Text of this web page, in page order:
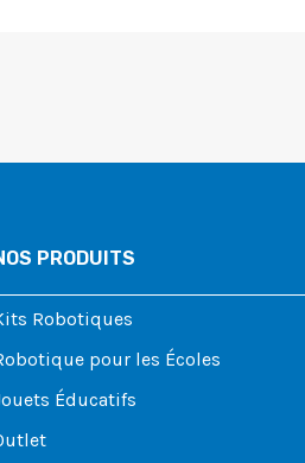
PRODUITS
Robotiques
pour les Écoles
Éducatifs